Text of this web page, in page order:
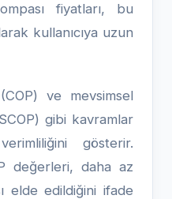
fiyatları, bu
kullanıcıya uzun
ve mevsimsel
gibi kavramlar
gösterir.
değerleri, daha az
elde edildiğini ifade